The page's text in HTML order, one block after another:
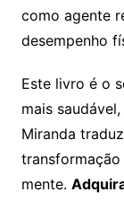
como agente
desempenho
Este livro é o
mais
Miranda
mente.